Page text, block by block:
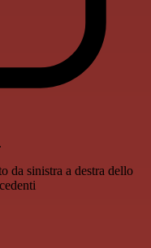
da sinistra a destra dello